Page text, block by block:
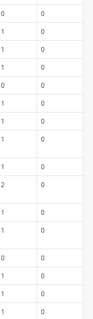
0 0
1 0
1 0
1 0
0 0
1 0
1 0
1 0
1 0
2 0
1 0
1 0
0 0
1 0
1 0
1 0